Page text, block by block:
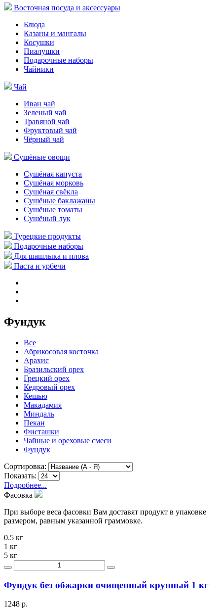
Восточная посуда и аксессуары
Блюда
Казаны и мангалы
Косушки
Пиалушки
Подарочные наборы
Чайники
Чай
Иван чай
Зеленый чай
Травяной чай
Фруктовый чай
Чёрный чай
Сушёные овощи
Сушёная капуста
Сушёная морковь
Сушёная свёкла
Сушёные баклажаны
Сушёные томаты
Сушёный лук
Турецкие продукты
Подарочные наборы
Для шашлыка и плова
Паста и урбечи
Фундук
Все
Абрикосовая косточка
Арахис
Бразильский орех
Грецкий орех
Кедровый орех
Кешью
Макадамия
Миндаль
Пекан
Фисташки
Чайные и ореховые смеси
Фундук
Сортировка:
Показать:
Подробнее...
Фасовка
При выборе веса фасовки Вам доставят продукт в упаковке
размером, равным указанной граммовке.
0.5 кг
1 кг
5 кг
Фундук без обжарки очищенный крупный 1 кг
1248 р.